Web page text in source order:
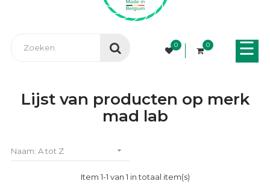
0 0 ☰
Lijst van producten op merk
mad lab
Naam: A tot Z 
Item 1-1 van 1 in totaal item(s)